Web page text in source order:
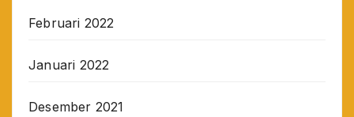
Februari 2022
Januari 2022
Desember 2021